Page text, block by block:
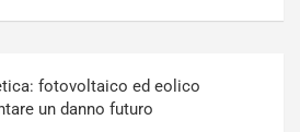
fotovoltaico ed eolico
un danno futuro